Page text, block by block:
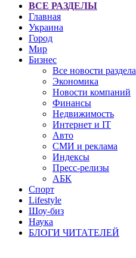
ВСЕ РАЗДЕЛЫ
Главная
Украина
Город
Мир
Бизнес
Все новости раздела
Экономика
Новости компаний
Финансы
Недвижимость
Интернет и IT
Авто
СМИ и реклама
Индексы
Пресс-релизы
АБК
Спорт
Lifestyle
Шоу-биз
Наука
БЛОГИ ЧИТАТЕЛЕЙ